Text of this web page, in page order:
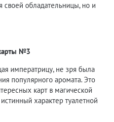
обладательницы, но и
№3
императрицу, не зря была
популярного аромата. Это
карт в магической
характер туалетной